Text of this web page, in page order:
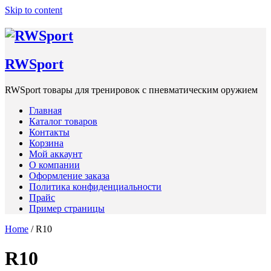
Skip to content
RWSpоrt
RWSpоrt товары для тренировок с пневматическим оружием
Главная
Каталог товаров
Контакты
Корзина
Мой аккаунт
О компании
Оформление заказа
Политика конфиденциальности
Прайс
Пример страницы
Home / R10
R10